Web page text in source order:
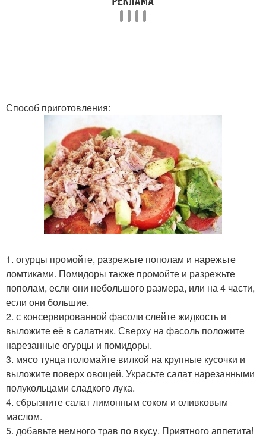
Способ приготовления:
1. огурцы промойте, разрежьте пополам и нарежьте
ломтиками. Помидоры также промойте и разрежьте
пополам, если они небольшого размера, или на 4 части,
если они большие.
2. с консервированной фасоли слейте жидкость и
выложите её в салатник. Сверху на фасоль положите
нарезанные огурцы и помидоры.
3. мясо тунца поломайте вилкой на крупные кусочки и
выложите поверх овощей. Украсьте салат нарезанными
полукольцами сладкого лука.
4. сбрызните салат лимонным соком и оливковым
маслом.
5. добавьте немного трав по вкусу. Приятного аппетита!